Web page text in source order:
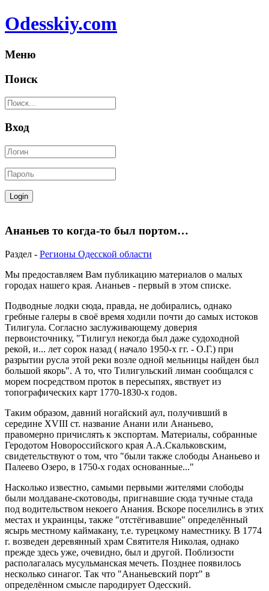
Odesskiy.com
Меню
Поиск
Вход
Ананьев то когда-то был портом…
Раздел - Регионы Одесской области
Мы предоставляем Вам публикацию материалов о малых
городах нашего края. Ананьев - первый в этом списке.
Подводные лодки сюда, правда, не добирались, однако
гребные галеры в своё время ходили почти до самых истоков
Тилигула. Согласно заслуживающему доверия
первоисточнику, "Тилигул некогда был даже судоходной
рекой, и... лет сорок назад ( начало 1950-х гг. - О.Г.) при
разрытии русла этой реки возле одной мельницы найден был
большой якорь". А то, что Тилигульский лиман сообщался с
морем посредством проток в пересыпях, явствует из
топографических карт 1770-1830-х годов.
Таким образом, давний ногайский аул, получивший в
середине ХVIII ст. название Анани или Ананьево,
правомерно причислять к экспортам. Материалы, собранные
Геродотом Новороссийского края А.А.Скальковским,
свидетельствуют о том, что "были также слободы Ананьево и
Палеево Озеро, в 1750-х годах основанные..."
Насколько известно, самыми первыми жителями слободы
были молдаване-скотоводы, пригнавшие сюда тучные стада
под водительством некоего Анания. Вскоре поселились в этих
местах и украинцы, также "отстёгивавшие" определённый
ясырь местному каймакану, т.е. турецкому наместнику. В 1774
г. возведен деревянный храм Святителя Николая, однако
прежде здесь уже, очевидно, был и другой. Поблизости
располагалась мусульманская мечеть. Позднее появилось
несколько синагог. Так что "Ананьевский порт" в
определённом смысле пародирует Одесский.